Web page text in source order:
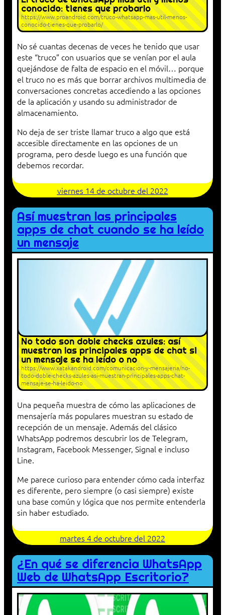
conocido: tienes que probarlo
https://www.proandroid.com/truco-whatsapp-mas-util-menos-
conocido-tienes-que-probarlo/
No sé cuantas decenas de veces he tenido que usar
este “truco” con usuarios que se venían por el aula
quejándose de falta de espacio en el móvil… porque
el truco no es más que borrar archivos multimedia de
conversaciones concretas accediendo a las opciones
de la aplicación y usando su administrador de
almacenamiento.
No deja de ser triste llamar truco a algo que está
accesible directamente en las opciones de un
programa, pero desde luego es una función que
debemos recordar.
viernes 14 de octubre del 2022
Así muestran las principales
apps de chat cuando se ha leído
un mensaje
No todo son doble checks azules: así
muestran las principales apps de chat si
un mensaje se ha leído o no
https://www.xatakandroid.com/comunicacion-y-mensajeria/no-
todo-doble-checks-azules-asi-muestran-principales-apps-chat-
mensaje-se-ha-leido-no
Una pequeña muestra de cómo las aplicaciones de
mensajería más populares muestran su estado de
recepción de un mensaje. Además del clásico
WhatsApp podremos descubrir los de Telegram,
Instagram, Facebook Messenger, Signal e incluso
Line.
Me parece curioso para entender cómo cada interfaz
es diferente, pero siempre (o casi siempre) existe
una base común y lógica que nos permite entenderla
sin haber estudiado.
martes 4 de octubre del 2022
¿En qué se diferencia WhatsApp
Web de WhatsApp Escritorio?